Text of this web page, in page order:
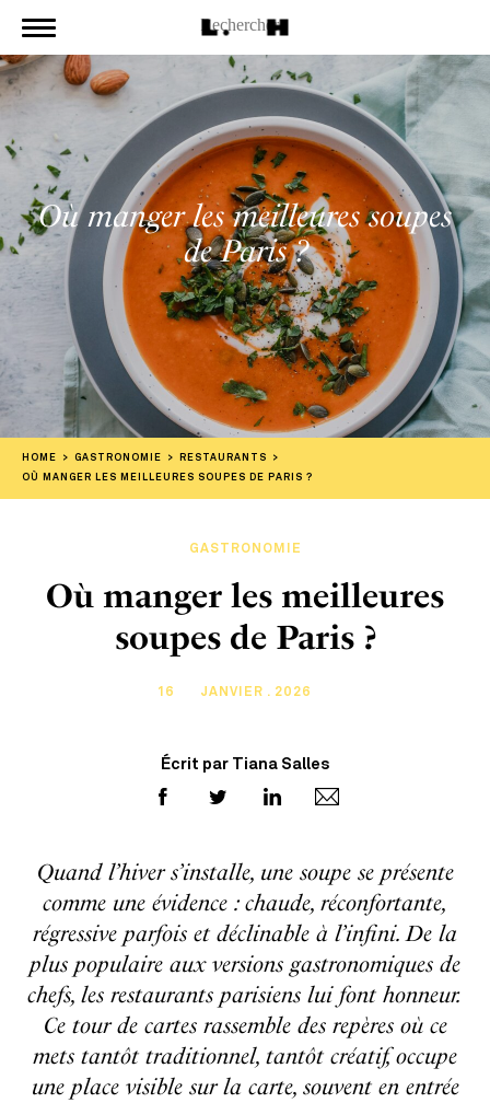
Où manger les meilleures soupes
de Paris ?
HOME GASTRONOMIE
RESTAURANTS
OÙ MANGER LES MEILLEURES SOUPES DE PARIS ?
GASTRONOMIE
Où manger les meilleures
soupes de Paris ?
16 JANVIER . 2026
Écrit par Tiana Salles
Quand l’hiver s’installe, une soupe se présente
comme une évidence : chaude, réconfortante,
régressive parfois et déclinable à l’infini. De la
plus populaire aux versions gastronomiques de
chefs, les restaurants parisiens lui font honneur.
Ce tour de cartes rassemble des repères où ce
mets tantôt traditionnel, tantôt créatif, occupe
une place visible sur la carte, souvent en entrée